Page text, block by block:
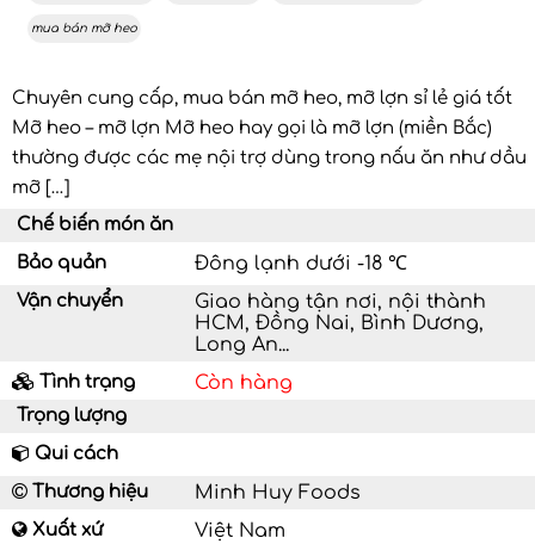
mua bán mỡ heo
Chuyên cung cấp, mua bán mỡ heo, mỡ lợn sỉ lẻ giá tốt
Mỡ heo – mỡ lợn Mỡ heo hay gọi là mỡ lợn (miền Bắc)
thường được các mẹ nội trợ dùng trong nấu ăn như dầu
mỡ […]
Chế biến món ăn
Bảo quản
Đông lạnh dưới -18 ℃
Vận chuyển
Giao hàng tận nơi, nội thành
HCM, Đồng Nai, Bình Dương,
Long An...
Tình trạng Còn hàng
Trọng lượng
Qui cách
Thương hiệu
Minh Huy Foods
Xuất xứ Việt Nam